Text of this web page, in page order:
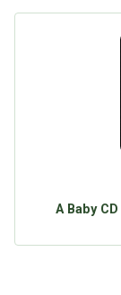
A Baby